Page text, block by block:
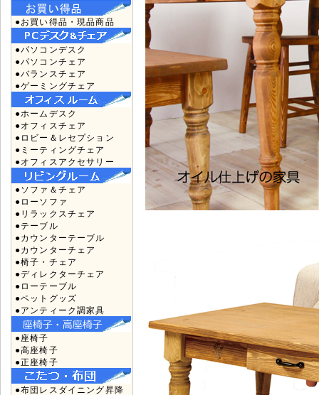
●お買い得品・現品商品
●パソコンデスク
●パソコンチェア
●バランスチェア
●ゲーミングチェア
●ホームデスク
●オフィスチェア
●ロビー＆レセプション
●ミーティングチェア
●オフィスアクセサリー
●ソファ＆チェア
●ローソファ
●リラックスチェア
●テーブル
●カウンターテーブル
●カウンターチェア
●椅子・チェア
●ディレクターチェア
●ローテーブル
●ペットグッズ
●アンティーク調家具
●座椅子
●高座椅子
●正座椅子
●布団レスダイニング昇降